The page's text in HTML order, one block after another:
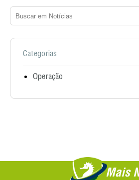
Categorias
Operação
Mais